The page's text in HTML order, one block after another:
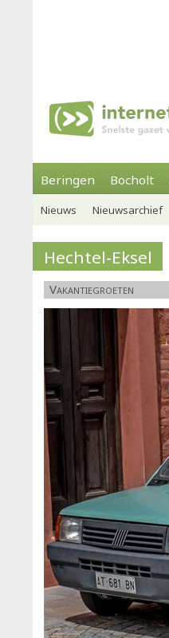
Beringen Bocholt
Nieuws Nieuwsarchief
Hechtel-Eksel
Vakantiegroeten